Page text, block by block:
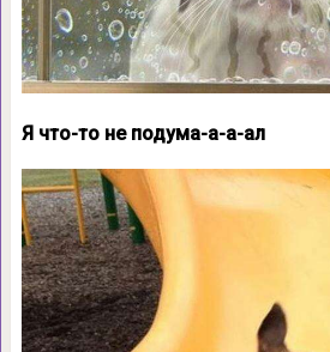
Я что-то не подума-а-а-ал